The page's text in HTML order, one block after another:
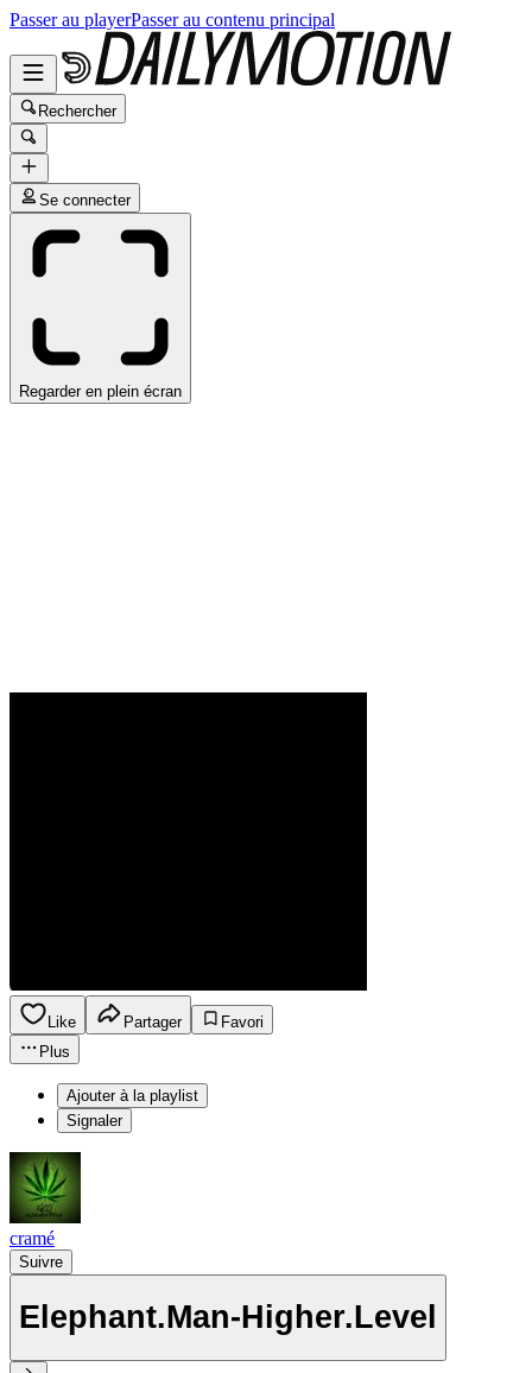
Passer au playerPasser au contenu principal
Rechercher
Se connecter
Regarder en plein écran
Like Partager
Favori
Plus
Ajouter à la playlist
Signaler
cramé
Suivre
Elephant.Man-Higher.Level